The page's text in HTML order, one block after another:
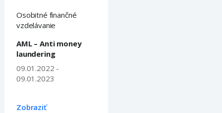
Osobitné finančné
vzdelávanie
AML – Anti money
laundering
09.01.2022 -
09.01.2023
Zobraziť